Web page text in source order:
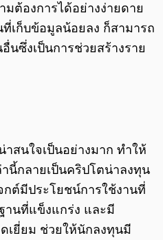
ต้องการได้อย่างง่ายดาย
เก็บข้อมูลน้อยลง ก็สามารถ
นซึ่งเป็นการช่วยสร้างราย
สนใจเป็นอย่างมาก ทำให้
นี้กลายเป็นคริปโตน่าลงทุน
กต์มีประโยชน์การใช้งานที่
านที่แข็งแกร่ง และมี
เยี่ยม ช่วยให้นักลงทุนมี